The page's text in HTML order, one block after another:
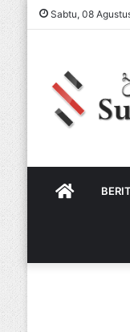
Sabtu, 08
HOME